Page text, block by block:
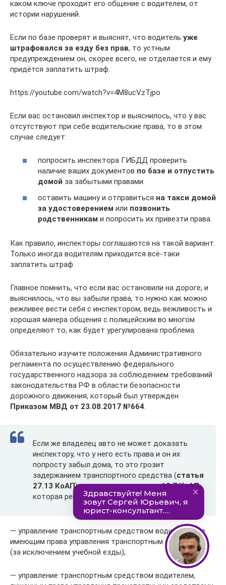
каком ключе проходит его общение с водителем, от
истории нарушений.
Если по базе проверят и выяснят, что водитель уже
штрафовался за езду без прав, то устным
предупреждением он, скорее всего, не отделается и ему
придётся заплатить штраф.
https://youtube.com/watch?v=4M8ucVzTjpo
Если вас остановил инспектор и выяснилось, что у вас
отсутствуют при себе водительские права, то в этом
случае следует:
попросить инспектора ГИБДД проверить
наличие ваших документов по базе и отпустить
домой за забытыми правами.
оставить машину и отправиться на такси домой
за удостоверением или позвонить
родственникам и попросить их привезти права.
Как правило, инспекторы соглашаются на такой вариант.
Только иногда водителям приходится всё-таки
заплатить штраф.
Главное помнить, что если вас остановили на дороге, и
выяснилось, что вы забыли права, то нужно как можно
вежливее вести себя с инспектором, ведь вежливость и
хорошая манера общения с полицейским во многом
определяют то, как будет урегулирована проблема.
Обязательно изучите положения Административного
регламента по осуществлению федерального
государственного надзора за соблюдением требований
законодательства РФ в области безопасности
дорожного движения, который был утверждён
Приказом МВД от 23.08.2017 №664.
Если же владелец авто не может доказать
инспектору, что у него есть права и он их
попросту забыл дома, то это грозит
задержанием транспортного средства (статья
27.13 КоАП) и применением статьи12.7 КоАП,
которая регламентирует наказания за:
— управление транспортным средством водителем, не
имеющим права управления транспортным средством
(за исключением учебной езды);
— управление транспортным средством водителем,